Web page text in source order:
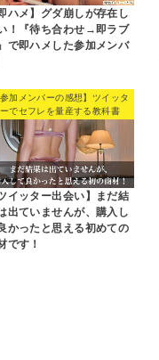
即ハメ】グダ崩しが存在し
！『待ち合わせ→即ラブ
で即ハメした参加メンバ
参加メンバーの感想】ツイッタ
ーでセフレを量産する教科書
ツイッター出会い】まだ結
出ていませんが、購入し
かったと思える初めての
です！